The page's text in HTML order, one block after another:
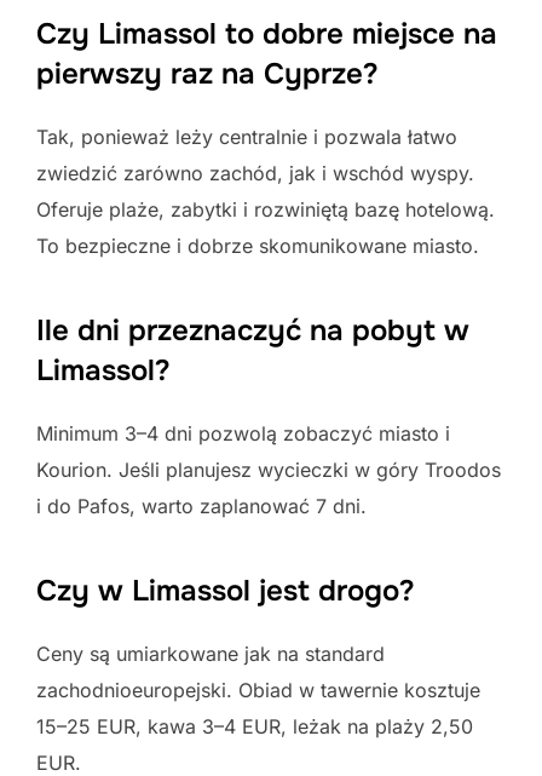
Czy Limassol to dobre miejsce na
pierwszy raz na Cyprze?
Tak, ponieważ leży centralnie i pozwala łatwo
zwiedzić zarówno zachód, jak i wschód wyspy.
Oferuje plaże, zabytki i rozwiniętą bazę hotelową.
To bezpieczne i dobrze skomunikowane miasto.
Ile dni przeznaczyć na pobyt w
Limassol?
Minimum 3–4 dni pozwolą zobaczyć miasto i
Kourion. Jeśli planujesz wycieczki w góry Troodos
i do Pafos, warto zaplanować 7 dni.
Czy w Limassol jest drogo?
Ceny są umiarkowane jak na standard
zachodnioeuropejski. Obiad w tawernie kosztuje
15–25 EUR, kawa 3–4 EUR, leżak na plaży 2,50
EUR.